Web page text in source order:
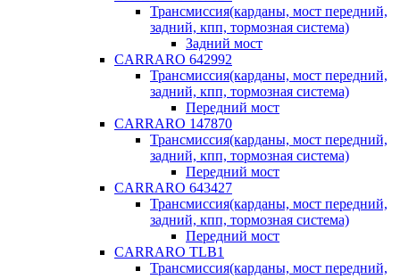
Трансмиссия(карданы, мост передний,
задний, кпп, тормозная система)
Задний мост
CARRARO 642992
Трансмиссия(карданы, мост передний,
задний, кпп, тормозная система)
Передний мост
CARRARO 147870
Трансмиссия(карданы, мост передний,
задний, кпп, тормозная система)
Передний мост
CARRARO 643427
Трансмиссия(карданы, мост передний,
задний, кпп, тормозная система)
Передний мост
CARRARO TLB1
Трансмиссия(карданы, мост передний,